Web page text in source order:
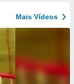
Mais Vídeos